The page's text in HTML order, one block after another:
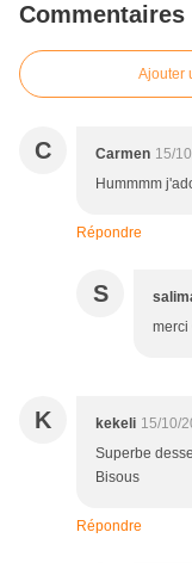
Commentaires
Ajouter
C Carmen 15/
Hummmm
Répondre
S
merci
K kekeli 15/10/
Superbe
Bisous
Répondre